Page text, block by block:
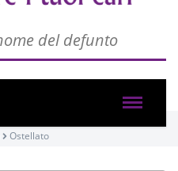
Ostellato